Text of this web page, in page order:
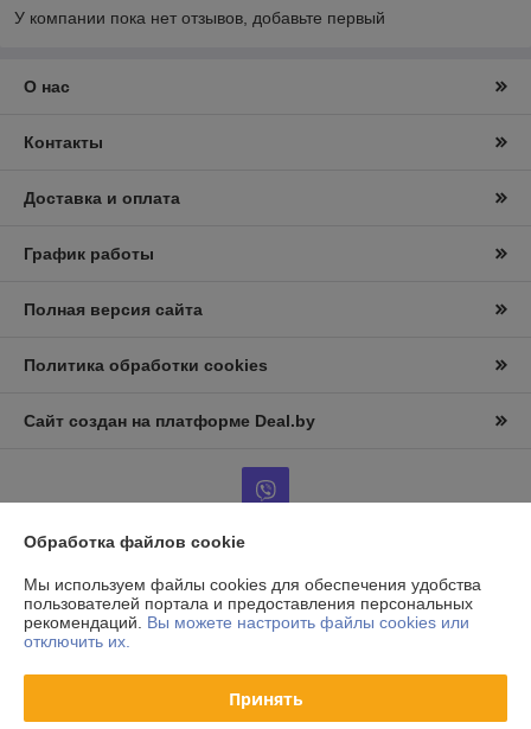
У компании пока нет отзывов, добавьте первый
О нас
Контакты
Доставка и оплата
График работы
Полная версия сайта
Политика обработки cookies
Сайт создан на платформе Deal.by
Информация для покупателя
Юридическое лицо:ООО «АльтернативаСервисТорг»
РБ, г.Минск, ул. Уборевича 99
Регистрационный номер ЕГР: 193006870
Обработка файлов cookie
Мы используем файлы cookies для обеспечения удобства
пользователей портала и предоставления персональных
рекомендаций. Вы можете настроить файлы cookies или
отключить их.
Принять